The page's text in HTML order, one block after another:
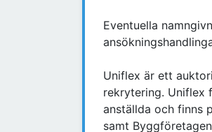
Eventuella
Uniflex är ett
rekrytering. Uniflex
anställda och finns
samt